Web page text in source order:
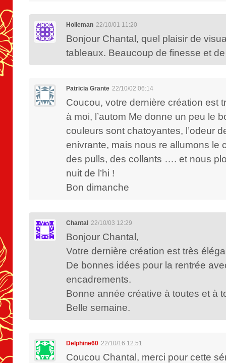
Holleman 22/10/01 11:20
Bonjour Chantal, quel plaisir de
tableaux. Beaucoup de finesse et
Patricia Grante 22/10/02 06:14
Coucou, votre dernière création est
à moi, l’autom Me donne un peu le
couleurs sont chatoyantes, l’odeur
enivrante, mais nous re allumons le
des pulls, des collants …. et nous
nuit de l’hi !
Bon dimanche
Chantal 22/10/03 12:29
Bonjour Chantal,
Votre dernière création est très
De bonnes idées pour la rentrée
encadrements.
Bonne année créative à toutes et à
Belle semaine.
Delphine60 22/10/16 12:51
Coucou Chantal, merci pour cette